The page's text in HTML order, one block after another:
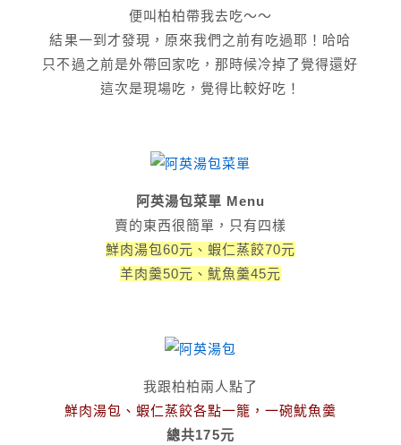
便叫柏柏帶我去吃～～
結果一到才發現，原來我們之前有吃過耶！哈哈
只不過之前是外帶回家吃，那時候冷掉了覺得還好
這次是現場吃，覺得比較好吃！
阿英湯包菜單 Menu
賣的東西很簡單，只有四樣
鮮肉湯包60元、蝦仁蒸餃70元
羊肉羹50元、魷魚羹45元
我跟柏柏兩人點了
鮮肉湯包、蝦仁蒸餃各點一籠，一碗魷魚羹
總共175元